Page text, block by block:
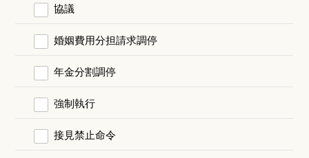
協議
婚姻費用分担請求調停
年金分割調停
強制執行
接見禁止命令